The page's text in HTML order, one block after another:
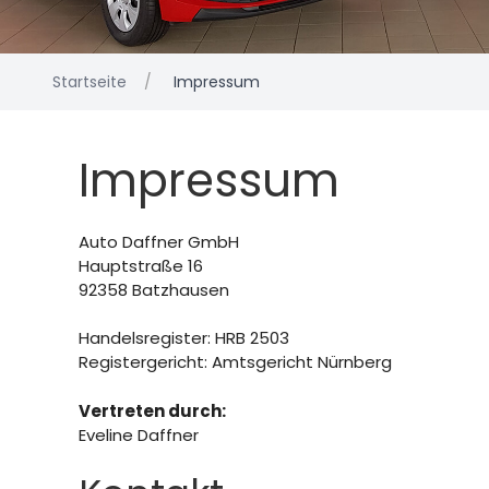
Startseite Impressum
Impressum
Auto Daffner GmbH
Hauptstraße 16
92358 Batzhausen
Handelsregister: HRB 2503
Registergericht: Amtsgericht Nürnberg
Vertreten durch:
Eveline Daffner